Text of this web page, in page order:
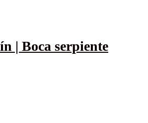
| Boca serpiente